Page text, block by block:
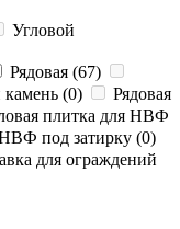
Угловой
Рядовая (67)
(0)
Рядовая
плитка для НВФ
НВФ под затирку (0)
для ограждений